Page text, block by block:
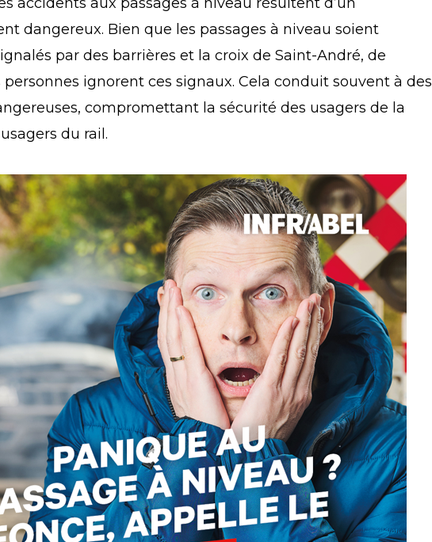
dangereux. Bien que les passages à niveau soient
par des barrières et la croix de Saint-André, de
ignorent ces signaux. Cela conduit souvent à des
compromettant la sécurité des usagers de la
du rail.